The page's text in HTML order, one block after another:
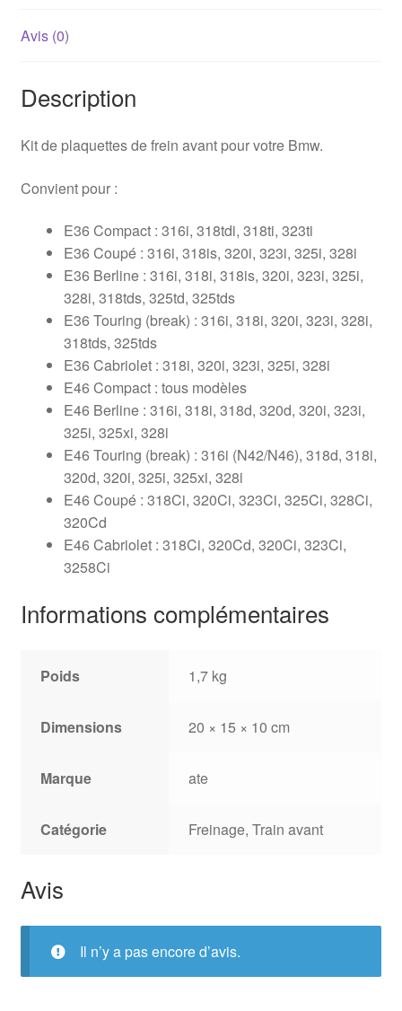
Ceramic
Avis (0)
Description
Kit de plaquettes de frein avant pour votre Bmw.
Convient pour :
E36 Compact : 316i, 318tdi, 318ti, 323ti
E36 Coupé : 316i, 318is, 320i, 323i, 325i, 328i
E36 Berline : 316i, 318i, 318is, 320i, 323i, 325i,
328i, 318tds, 325td, 325tds
E36 Touring (break) : 316i, 318i, 320i, 323i, 328i,
318tds, 325tds
E36 Cabriolet : 318i, 320i, 323i, 325i, 328i
E46 Compact : tous modèles
E46 Berline : 316i, 318i, 318d, 320d, 320i, 323i,
325i, 325xi, 328i
E46 Touring (break) : 316i (N42/N46), 318d, 318i,
320d, 320i, 325i, 325xi, 328i
E46 Coupé : 318Ci, 320Ci, 323Ci, 325Ci, 328Ci,
320Cd
E46 Cabriolet : 318Ci, 320Cd, 320Ci, 323Ci,
3258Ci
Informations complémentaires
Poids 1,7 kg
Dimensions 20 × 15 × 10 cm
Marque ate
Catégorie Freinage, Train avant
Avis
Il n’y a pas encore d’avis.